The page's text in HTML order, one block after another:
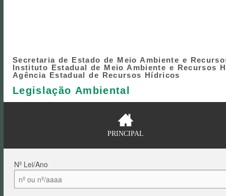
Secretaria de Estado de Meio Ambiente e
Instituto Estadual de Meio Ambiente e Recursos
Agência Estadual de Recursos Hídricos
Legislação Ambiental
PRINCIPAL
Nº Lei/Ano